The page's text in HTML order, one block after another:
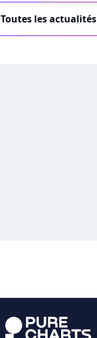
Toutes les actualités